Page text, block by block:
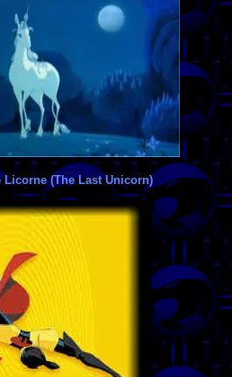
Licorne (The Last Unicorn)